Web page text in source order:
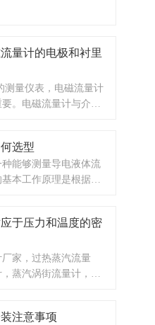
量计的电极和衬里
测量仪表，电磁流量计
。电磁流量计与介质
。选型
能够测量导电液体流
本工作原理是根据电
势，根据法拉第电磁
量计产生的电信号与
，通过测量这个信号
量大小。
于压力和温度的密
家，过热蒸汽流量
蒸汽涡街流量计，蒸
注意事项